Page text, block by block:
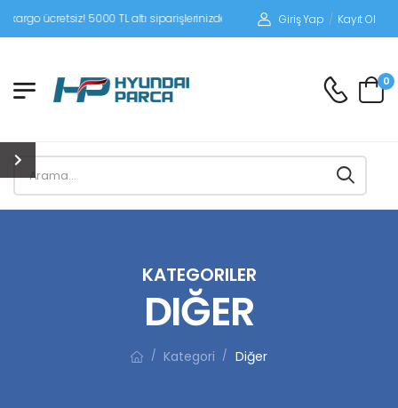
5000 TL altı siparişlerinizde siparişleriniz alıcı ödemeli gönderilir.
Giriş Yap / Kayıt Ol
0
KATEGORILER
DIĞER
/ Kategori / Diğer